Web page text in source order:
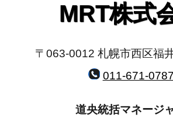
MRT株式
〒063-0012 札幌市西区福
011-671-0787
道央統括マネージ